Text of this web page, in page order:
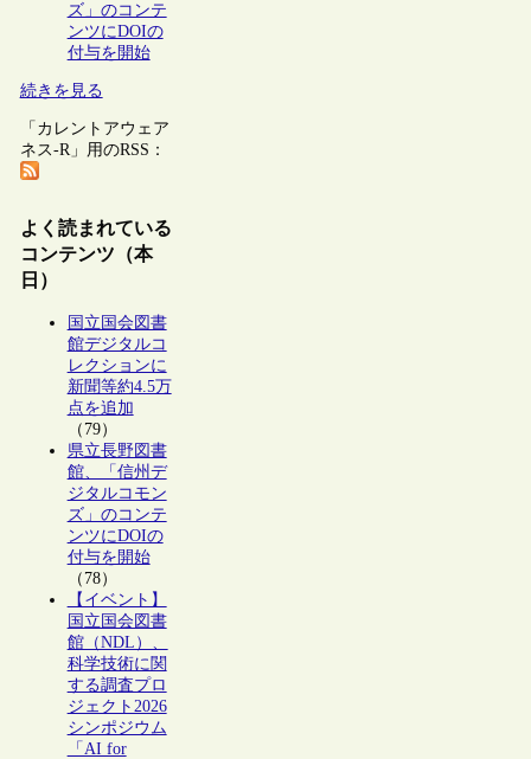
ズ」のコンテ
ンツにDOIの
付与を開始
続きを見る
「カレントアウェア
ネス-R」用のRSS：
よく読まれている
コンテンツ（本
日）
国立国会図書
館デジタルコ
レクションに
新聞等約4.5万
点を追加
（79）
県立長野図書
館、「信州デ
ジタルコモン
ズ」のコンテ
ンツにDOIの
付与を開始
（78）
【イベント】
国立国会図書
館（NDL）、
科学技術に関
する調査プロ
ジェクト2026
シンポジウム
「AI for